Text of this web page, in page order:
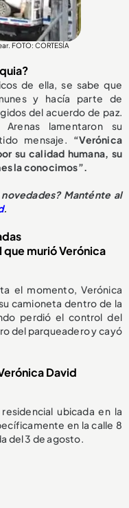
FOTO: CORTESÍA
de ella, se sabe que
y hacía parte de
del acuerdo de paz.
lamentaron su
mensaje. “Verónica
su calidad humana, su
la conocimos”.
Manténte al
.
murió Verónica
el momento, Verónica
camioneta dentro de la
perdió el control del
del parqueadero y cayó
David
ubicada en la
en la calle 8
del 3 de agosto.